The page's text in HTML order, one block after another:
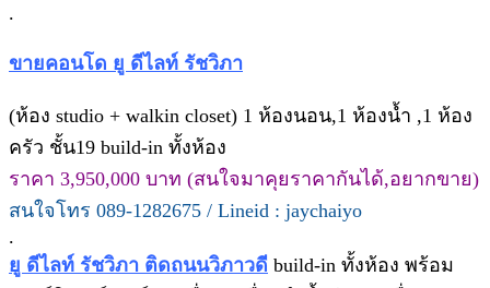
.
ขายคอนโด ยู ดีไลท์ รัชวิภา
(ห้อง studio + walkin closet) 1 ห้องนอน,1 ห้องน้ำ ,1 ห้อง
ครัว ชั้น19 build-in ทั้งห้อง
ราคา 3,950,000 บาท (สนใจมาคุยราคากันได้,อยากขาย)
สนใจโทร 089-1282675 / Lineid : jaychaiyo
.
ยู ดีไลท์ รัชวิภา ติดถนนวิภาวดี build-in ทั้งห้อง พร้อม